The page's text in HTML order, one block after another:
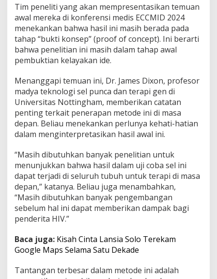
i
h
k
a
n
V
i
r
s
d
a
r
i
D
N
Tim peneliti yang akan mempresentasikan temuan
awal mereka di konferensi medis ECCMID 2024
menekankan bahwa hasil ini masih berada pada
tahap “bukti konsep” (proof of concept). Ini berarti
bahwa penelitian ini masih dalam tahap awal
pembuktian kelayakan ide.
Menanggapi temuan ini, Dr. James Dixon, profesor
madya teknologi sel punca dan terapi gen di
Universitas Nottingham, memberikan catatan
penting terkait penerapan metode ini di masa
depan. Beliau menekankan perlunya kehati-hatian
dalam menginterpretasikan hasil awal ini.
“Masih dibutuhkan banyak penelitian untuk
menunjukkan bahwa hasil dalam uji coba sel ini
dapat terjadi di seluruh tubuh untuk terapi di masa
depan,” katanya. Beliau juga menambahkan,
“Masih dibutuhkan banyak pengembangan
sebelum hal ini dapat memberikan dampak bagi
penderita HIV.”
Baca juga: Kisah Cinta Lansia Solo Terekam
Google Maps Selama Satu Dekade
Tantangan terbesar dalam metode ini adalah